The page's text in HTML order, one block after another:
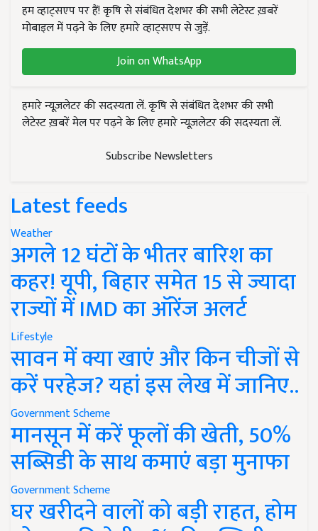
हम व्हाट्सएप पर हैं! कृषि से संबंधित देशभर की सभी लेटेस्ट ख़बरें
मोबाइल में पढ़ने के लिए हमारे व्हाट्सएप से जुड़ें.
Join on WhatsApp
हमारे न्यूज़लेटर की सदस्यता लें. कृषि से संबंधित देशभर की सभी
लेटेस्ट ख़बरें मेल पर पढ़ने के लिए हमारे न्यूज़लेटर की सदस्यता लें.
Subscribe Newsletters
Latest feeds
Weather
अगले 12 घंटों के भीतर बारिश का
कहर! यूपी, बिहार समेत 15 से ज्यादा
राज्यों में IMD का ऑरेंज अलर्ट
Lifestyle
सावन में क्या खाएं और किन चीजों से
करें परहेज? यहां इस लेख में जानिए..
Government Scheme
मानसून में करें फूलों की खेती, 50%
सब्सिडी के साथ कमाएं बड़ा मुनाफा
Government Scheme
घर खरीदने वालों को बड़ी राहत, होम